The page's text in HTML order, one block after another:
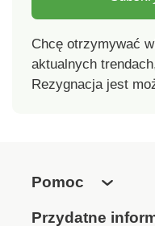
Chcę otrzymywać
aktualnych
Rezygnacja jest
Pomoc
Przydatne